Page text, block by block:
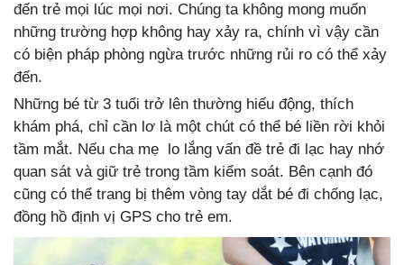
đến trẻ mọi lúc mọi nơi. Chúng ta không mong muốn
những trường hợp không hay xảy ra, chính vì vậy cần
có biện pháp phòng ngừa trước những rủi ro có thể xảy
đến.
Những bé từ 3 tuổi trở lên thường hiếu động, thích
khám phá, chỉ cần lơ là một chút có thể bé liền rời khỏi
tầm mắt. Nếu cha mẹ lo lắng vấn đề trẻ đi lạc hay nhớ
quan sát và giữ trẻ trong tầm kiểm soát. Bên cạnh đó
cũng có thể trang bị thêm vòng tay dắt bé đi chống lạc,
đồng hồ định vị GPS cho trẻ em.